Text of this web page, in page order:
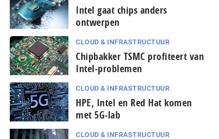
Intel gaat chips anders
ontwerpen
CLOUD & INFRASTRUCTUUR
Chipbakker TSMC profiteert van
Intel-problemen
CLOUD & INFRASTRUCTUUR
HPE, Intel en Red Hat komen
met 5G-lab
CLOUD & INFRASTRUCTUUR